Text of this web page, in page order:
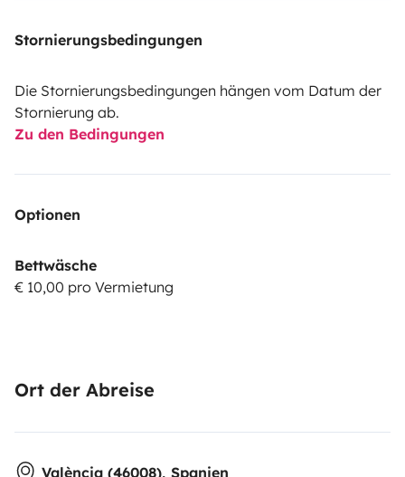
Stornierungsbedingungen
Die Stornierungsbedingungen hängen vom Datum der
Stornierung ab.
Zu den Bedingungen
Optionen
Bettwäsche
€ 10,00 pro Vermietung
Ort der Abreise
València (46008), Spanien